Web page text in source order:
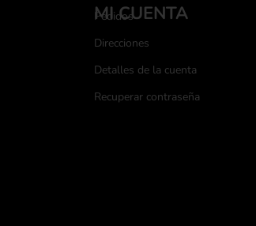
MI CUENTA
Pedidos
Direcciones
Detalles de la cuenta
Recuperar contraseña